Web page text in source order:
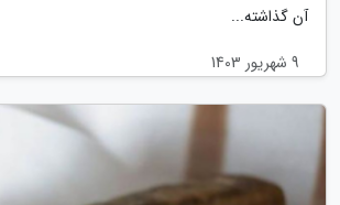
آن گذاشته...
9 شهریور 1403